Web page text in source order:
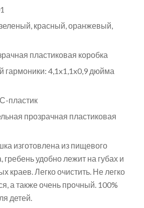
красный, оранжевый,
пластиковая коробка
гармоники: 4,1x1,1x0,9 дюйма
пластик
прозрачная пластиковая
изготовлена из пищевого
удобно лежит на губах и
краев. Легко очистить. Не легко
а также очень прочный. 100%
детей.